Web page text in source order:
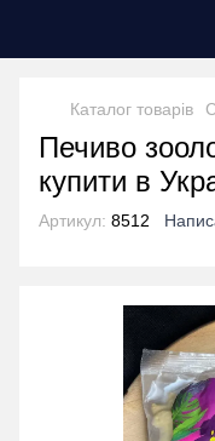
Каталог товарів
Печиво
купити в
Артикул: 8512